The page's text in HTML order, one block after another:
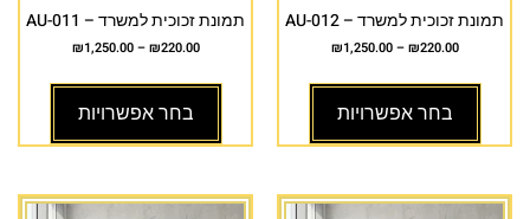
תמונת זכוכית למשרד – AU-012
₪220.00
–
₪1,250.00
בחר אפשרויות
תמונת זכוכית למשרד – AU-011
₪220.00
–
₪1,250.00
בחר אפשרויות